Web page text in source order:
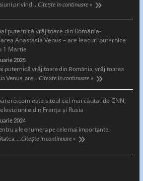
privind …Citește în continuare »
puternică vrăjitoare din România-
Anastasia Venus – are leacuri puternice
1 Martie
2025
puternică vrăjitoare din România, vrăjitoarea
Venus, are …Citește în continuare »
este siteul cel mai căutat de CNN,
din Franța și Rusia
2024
a le enumera pe cele mai importante.
…Citește în continuare »